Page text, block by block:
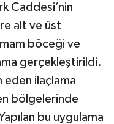
Caddesi’nin
alt ve üst
böceği ve
gerçekleştirildi.
eden ilaçlama
bölgelerinde
bu uygulama